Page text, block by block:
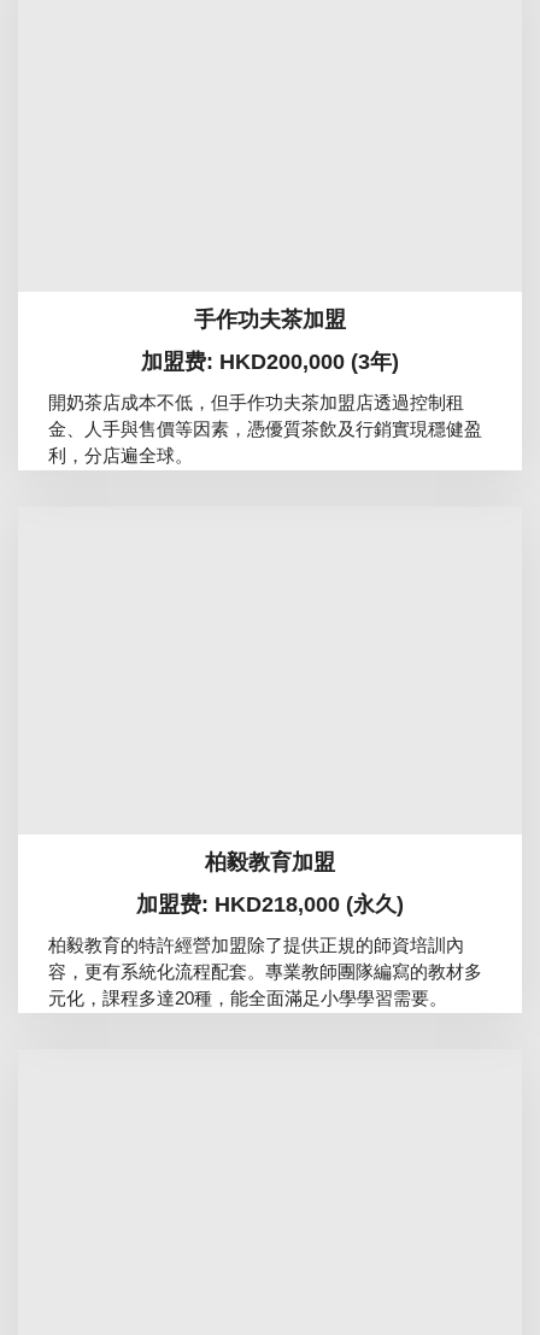
手作功夫茶加盟
加盟费: HKD200,000 (3年)
開奶茶店成本不低，但手作功夫茶加盟店透過控制租
金、人手與售價等因素，憑優質茶飲及行銷實現穩健盈
利，分店遍全球。
柏毅教育加盟
加盟费: HKD218,000 (永久)
柏毅教育的特許經營加盟除了提供正規的師資培訓內
容，更有系統化流程配套。專業教師團隊編寫的教材多
元化，課程多達20種，能全面滿足小學學習需要。